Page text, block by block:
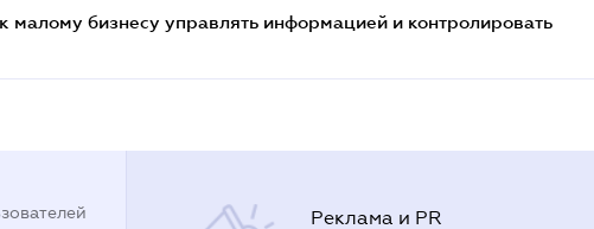
малому бизнесу управлять информацией и контролировать
Реклама и PR